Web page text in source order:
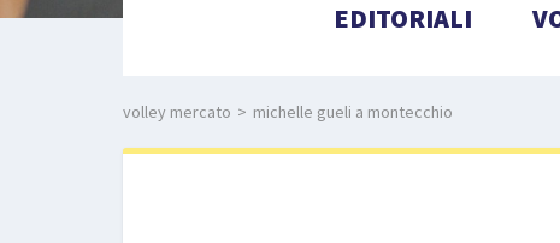
EDITORIALI
volley mercato > michelle gueli a montecchio